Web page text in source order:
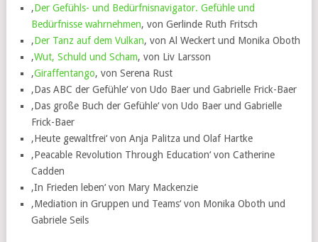
‚Der Gefühls- und Bedürfnisnavigator. Gefühle und
Bedürfnisse wahrnehmen‚ von Gerlinde Ruth Fritsch
‚Der Tanz auf dem Vulkan‚ von Al Weckert und Monika Oboth
‚Wut, Schuld und Scham‚ von Liv Larsson
‚Giraffentango‚ von Serena Rust
‚Das ABC der Gefühle‘ von Udo Baer und Gabrielle Frick-Baer
‚Das große Buch der Gefühle‘ von Udo Baer und Gabrielle
Frick-Baer
‚Heute gewaltfrei‘ von Anja Palitza und Olaf Hartke
‚Peacable Revolution Through Education‘ von Catherine
Cadden
‚In Frieden leben‘ von Mary Mackenzie
‚Mediation in Gruppen und Teams‘ von Monika Oboth und
Gabriele Seils